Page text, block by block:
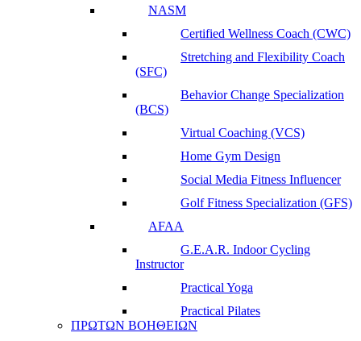
NASM
Certified Wellness Coach (CWC)
Stretching and Flexibility Coach
(SFC)
Behavior Change Specialization
(BCS)
Virtual Coaching (VCS)
Home Gym Design
Social Media Fitness Influencer
Golf Fitness Specialization (GFS)
AFAA
G.E.A.R. Indoor Cycling
Instructor
Practical Yoga
Practical Pilates
ΠΡΩΤΩΝ ΒΟΗΘΕΙΩΝ